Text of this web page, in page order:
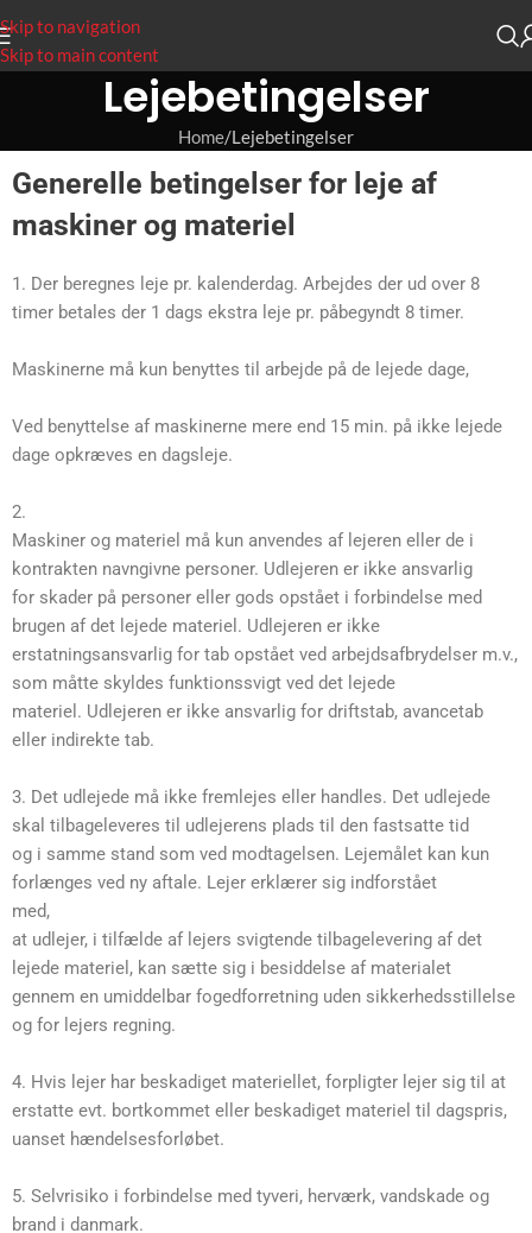
Skip to navigation
Skip to main content
Lejebetingelser
Home Lejebetingelser
Generelle betingelser for leje af
maskiner og materiel
1. Der beregnes leje pr. kalenderdag. Arbejdes der ud over 8
timer betales der 1 dags ekstra leje pr. påbegyndt 8 timer.
Maskinerne må kun benyttes til arbejde på de lejede dage,
Ved benyttelse af maskinerne mere end 15 min. på ikke lejede
dage opkræves en dagsleje.
2.
Maskiner og materiel må kun anvendes af lejeren eller de i
kontrakten navngivne personer. Udlejeren er ikke ansvarlig
for skader på personer eller gods opstået i forbindelse med
brugen af det lejede materiel. Udlejeren er ikke
erstatningsansvarlig for tab opstået ved arbejdsafbrydelser m.v.,
som måtte skyldes funktionssvigt ved det lejede
materiel. Udlejeren er ikke ansvarlig for driftstab, avancetab
eller indirekte tab.
3. Det udlejede må ikke fremlejes eller handles. Det udlejede
skal tilbageleveres til udlejerens plads til den fastsatte tid
og i samme stand som ved modtagelsen. Lejemålet kan kun
forlænges ved ny aftale. Lejer erklærer sig indforstået
med,
at udlejer, i tilfælde af lejers svigtende tilbagelevering af det
lejede materiel, kan sætte sig i besiddelse af materialet
gennem en umiddelbar fogedforretning uden sikkerhedsstillelse
og for lejers regning.
4. Hvis lejer har beskadiget materiellet, forpligter lejer sig til at
erstatte evt. bortkommet eller beskadiget materiel til dagspris,
uanset hændelsesforløbet.
5. Selvrisiko i forbindelse med tyveri, herværk, vandskade og
brand i danmark.